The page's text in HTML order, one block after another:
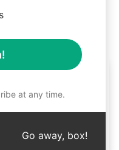
6, 2023
対応の人
現に書き
at any time.
Go away, box!